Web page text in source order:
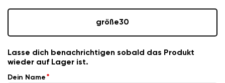
größe30
Lasse dich benachrichtigen sobald das Produkt
wieder auf Lager ist.
Dein Name